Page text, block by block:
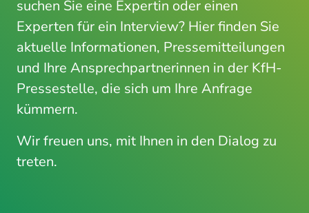
suchen Sie eine Expertin oder einen
Experten für ein Interview? Hier finden Sie
aktuelle Informationen, Pressemitteilungen
und Ihre Ansprechpartnerinnen in der KfH-
Pressestelle, die sich um Ihre Anfrage
kümmern.
Wir freuen uns, mit Ihnen in den Dialog zu
treten.